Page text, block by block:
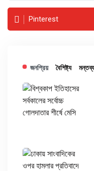
Pinterest
জনপ্রিয় বৈশিষ্ট্য মন্তব্য